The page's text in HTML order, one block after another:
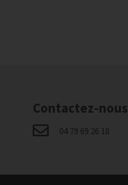
Contactez-nous
04 79 69 26 18